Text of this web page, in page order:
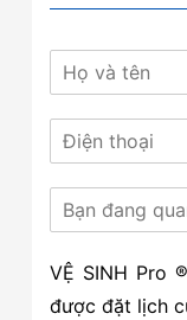
VỆ SINH Pro
được đặt lịch